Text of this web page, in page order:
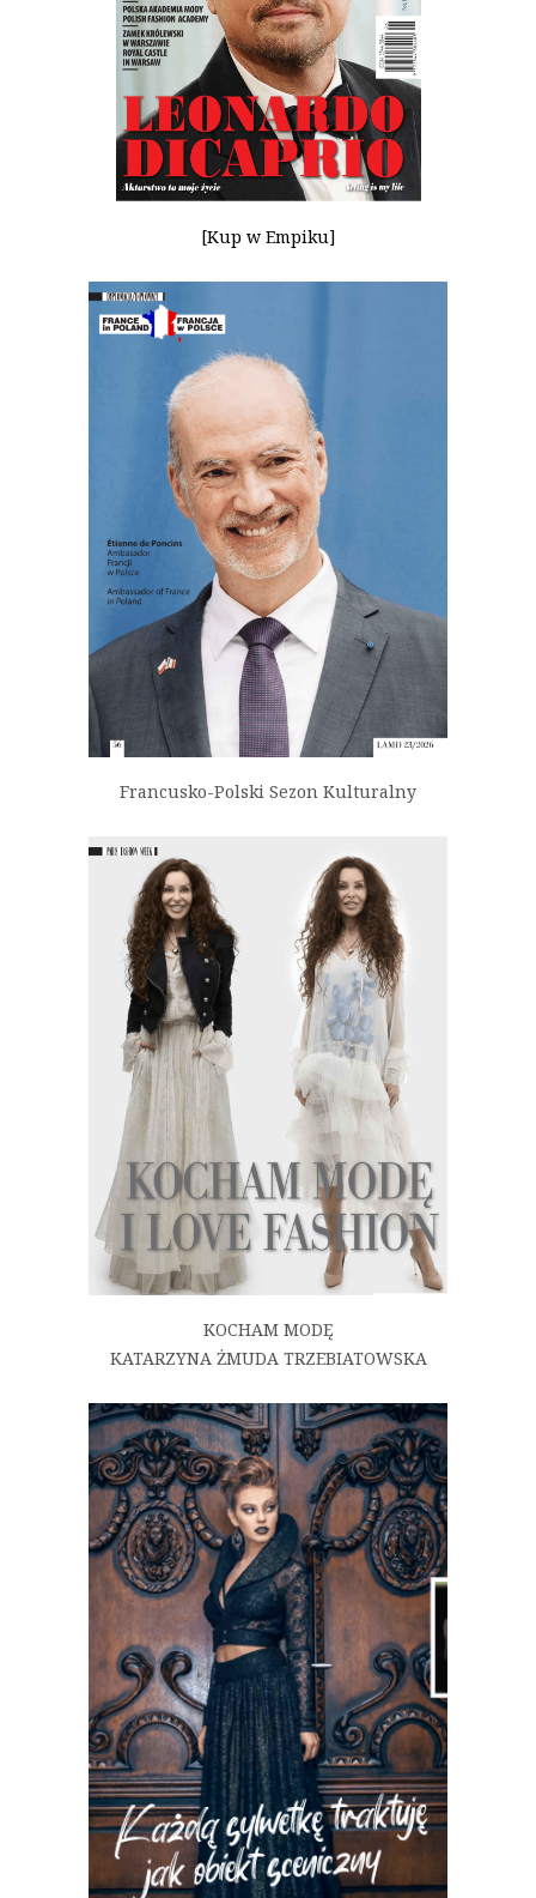
[Kup w Empiku]
Francusko-Polski Sezon Kulturalny
KOCHAM MODĘ
KATARZYNA ŻMUDA TRZEBIATOWSKA